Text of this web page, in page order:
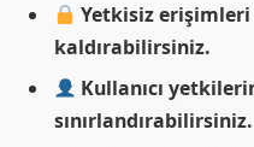
Yetkisiz
kaldırabilirsiniz.
Kullanıcı
sınırlandırabilirsiniz.